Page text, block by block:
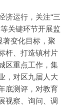
济运行，关注“三
关键环节开展监
著变化目标，聚
杆、打造镇村片
区重点工作，集
，对区九届人大
底测评，对教育
视察、询问、调